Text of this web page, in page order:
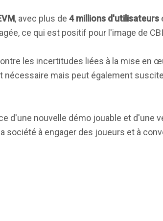
, avec plus de 4 millions d'utilisateurs
ce qui est positif pour l'image de
les incertitudes liées à la mise en
mais peut également
d'une nouvelle démo jouable et
société à engager des joueurs et à